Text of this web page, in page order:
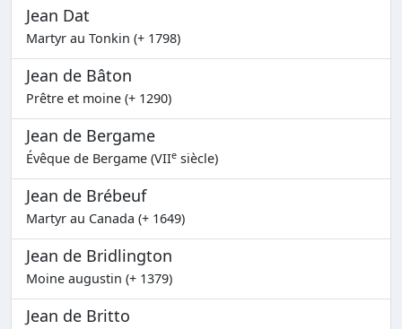
Jean Dat
Martyr au Tonkin (+ 1798)
Jean de Bâton
Prêtre et moine (+ 1290)
Jean de Bergame
Évêque de Bergame (VIIe siècle)
Jean de Brébeuf
Martyr au Canada (+ 1649)
Jean de Bridlington
Moine augustin (+ 1379)
Jean de Britto